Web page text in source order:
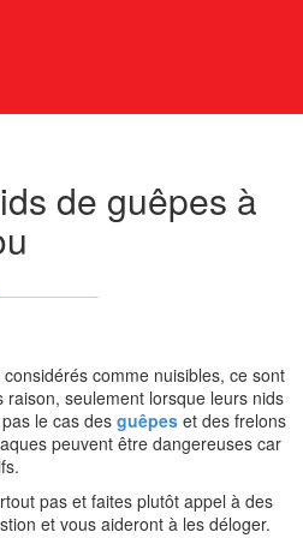
de guêpes à
comme nuisibles, ce sont
seulement lorsque leurs nids
le cas des guêpes et des frelons
peuvent être dangereuses car
pas et faites plutôt appel à des
et vous aideront à les déloger.